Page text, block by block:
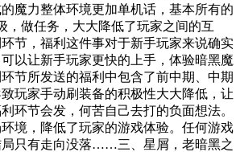
魔力整体环境更加单机话，基本所有的
，做任务，大大降低了玩家之间的互
节，福利这件事对于新手玩家来说确实
以让新手玩家更快的上手，体验暗黑魔
节所发送的福利中包含了前中期、中期
玩家手动刷装备的积极性大大降低，让
环节会发，何苦自己去打的负面想法。
境，降低了玩家的游戏体验。任何游戏
局只有走向没落……三、星屑，老暗黑之